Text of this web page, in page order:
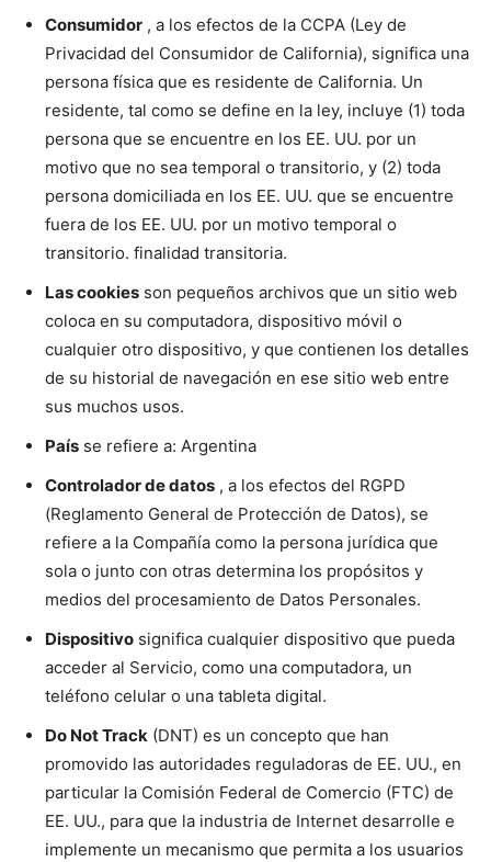
Consumidor , a los efectos de la CCPA (Ley de
Privacidad del Consumidor de California), significa una
persona física que es residente de California. Un
residente, tal como se define en la ley, incluye (1) toda
persona que se encuentre en los EE. UU. por un
motivo que no sea temporal o transitorio, y (2) toda
persona domiciliada en los EE. UU. que se encuentre
fuera de los EE. UU. por un motivo temporal o
transitorio. finalidad transitoria.
Las cookies son pequeños archivos que un sitio web
coloca en su computadora, dispositivo móvil o
cualquier otro dispositivo, y que contienen los detalles
de su historial de navegación en ese sitio web entre
sus muchos usos.
País se refiere a: Argentina
Controlador de datos , a los efectos del RGPD
(Reglamento General de Protección de Datos), se
refiere a la Compañía como la persona jurídica que
sola o junto con otras determina los propósitos y
medios del procesamiento de Datos Personales.
Dispositivo significa cualquier dispositivo que pueda
acceder al Servicio, como una computadora, un
teléfono celular o una tableta digital.
Do Not Track (DNT) es un concepto que han
promovido las autoridades reguladoras de EE. UU., en
particular la Comisión Federal de Comercio (FTC) de
EE. UU., para que la industria de Internet desarrolle e
implemente un mecanismo que permita a los usuarios